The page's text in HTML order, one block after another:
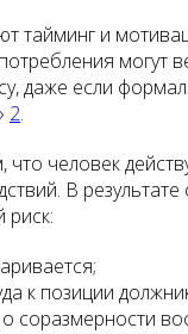
тайминг и
могут
даже если
2.
человек
В результате
риск:
к позиции
соразмерности